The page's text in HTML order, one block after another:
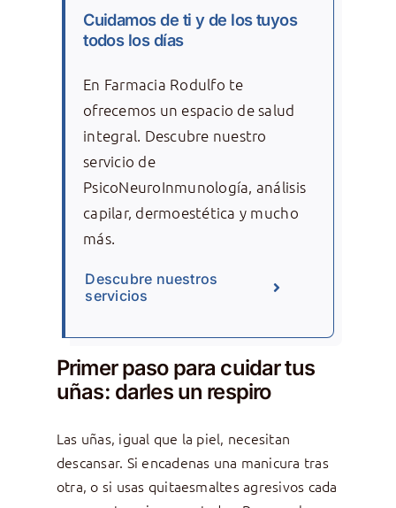
Cuidamos de ti y de los tuyos
todos los días
En Farmacia Rodulfo te
ofrecemos un espacio de salud
integral. Descubre nuestro
servicio de
PsicoNeuroInmunología, análisis
capilar, dermoestética y mucho
más.
Descubre nuestros
servicios
Primer paso para cuidar tus
uñas: darles un respiro
Las uñas, igual que la piel, necesitan
descansar. Si encadenas una manicura tras
otra, o si usas quitaesmaltes agresivos cada